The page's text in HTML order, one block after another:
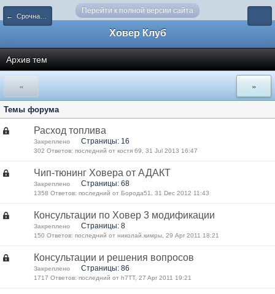
Перейти к полной версии сайта
← Срочная (оперативная) техпомощь
Ховер Клуб
Архив тем
« »
Темы форума
Расход топлива
Закреплено Страницы: 16
302 Ответов: последний от костя 69, 31 Jul 2013 16:47
Чип-тюнинг Ховера от АДАКТ
Закреплено Страницы: 68
1358 Ответов: последний от Борода51, 31 Dec 2012 11:43
Консультации по Ховер 3 модификации
Закреплено Страницы: 8
150 Ответов: последний от николай.кимры, 29 Apr 2011 18:21
Консультации и решения вопросов
Закреплено Страницы: 86
1717 Ответов: последний от h7TT, 27 Apr 2011 19:21